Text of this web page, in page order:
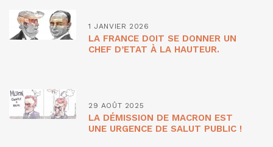
1 JANVIER 2026
LA FRANCE DOIT SE DONNER UN
CHEF D’ETAT À LA HAUTEUR.
29 AOÛT 2025
LA DÉMISSION DE MACRON EST
UNE URGENCE DE SALUT PUBLIC !